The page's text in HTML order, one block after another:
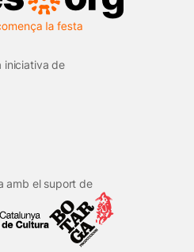
iniciativa de
amb el suport de